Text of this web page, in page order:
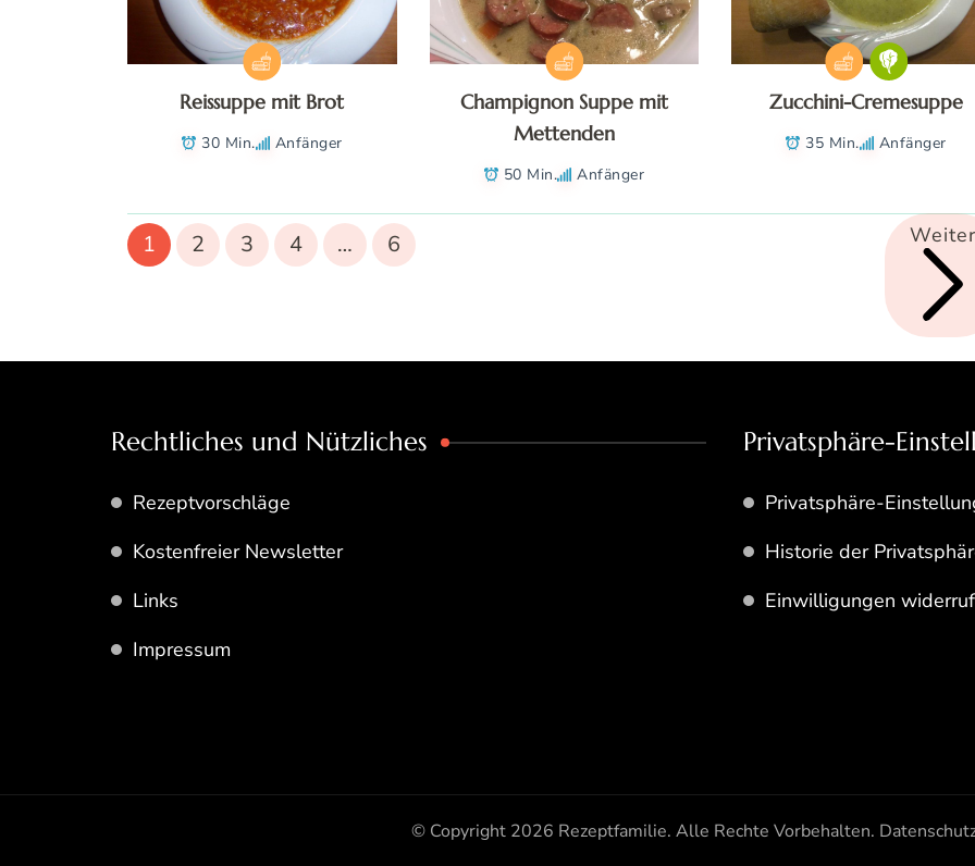
Reissuppe mit Brot
30 Min. Anfänger
Champignon Suppe mit
Mettenden
50 Min. Anfänger
Zucchini-Cremesuppe
35 Min. Anfänger
1 2 3 4 … 6 Weiter
Rechtliches und Nützliches
Rezeptvorschläge
Kostenfreier Newsletter
Links
Impressum
Privatsphäre-
Privatsphäre-
Historie der
Einwilligungen
© Copyright 2026 Rezeptfamilie. Alle Rechte Vorbehalten.